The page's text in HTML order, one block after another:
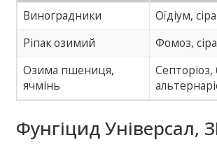
Виноградники
Оїдіум,
Ріпак озимий
Фомоз,
Озима пшениця,
ячмінь
Септоріоз,
Фунгіцид Універсал,